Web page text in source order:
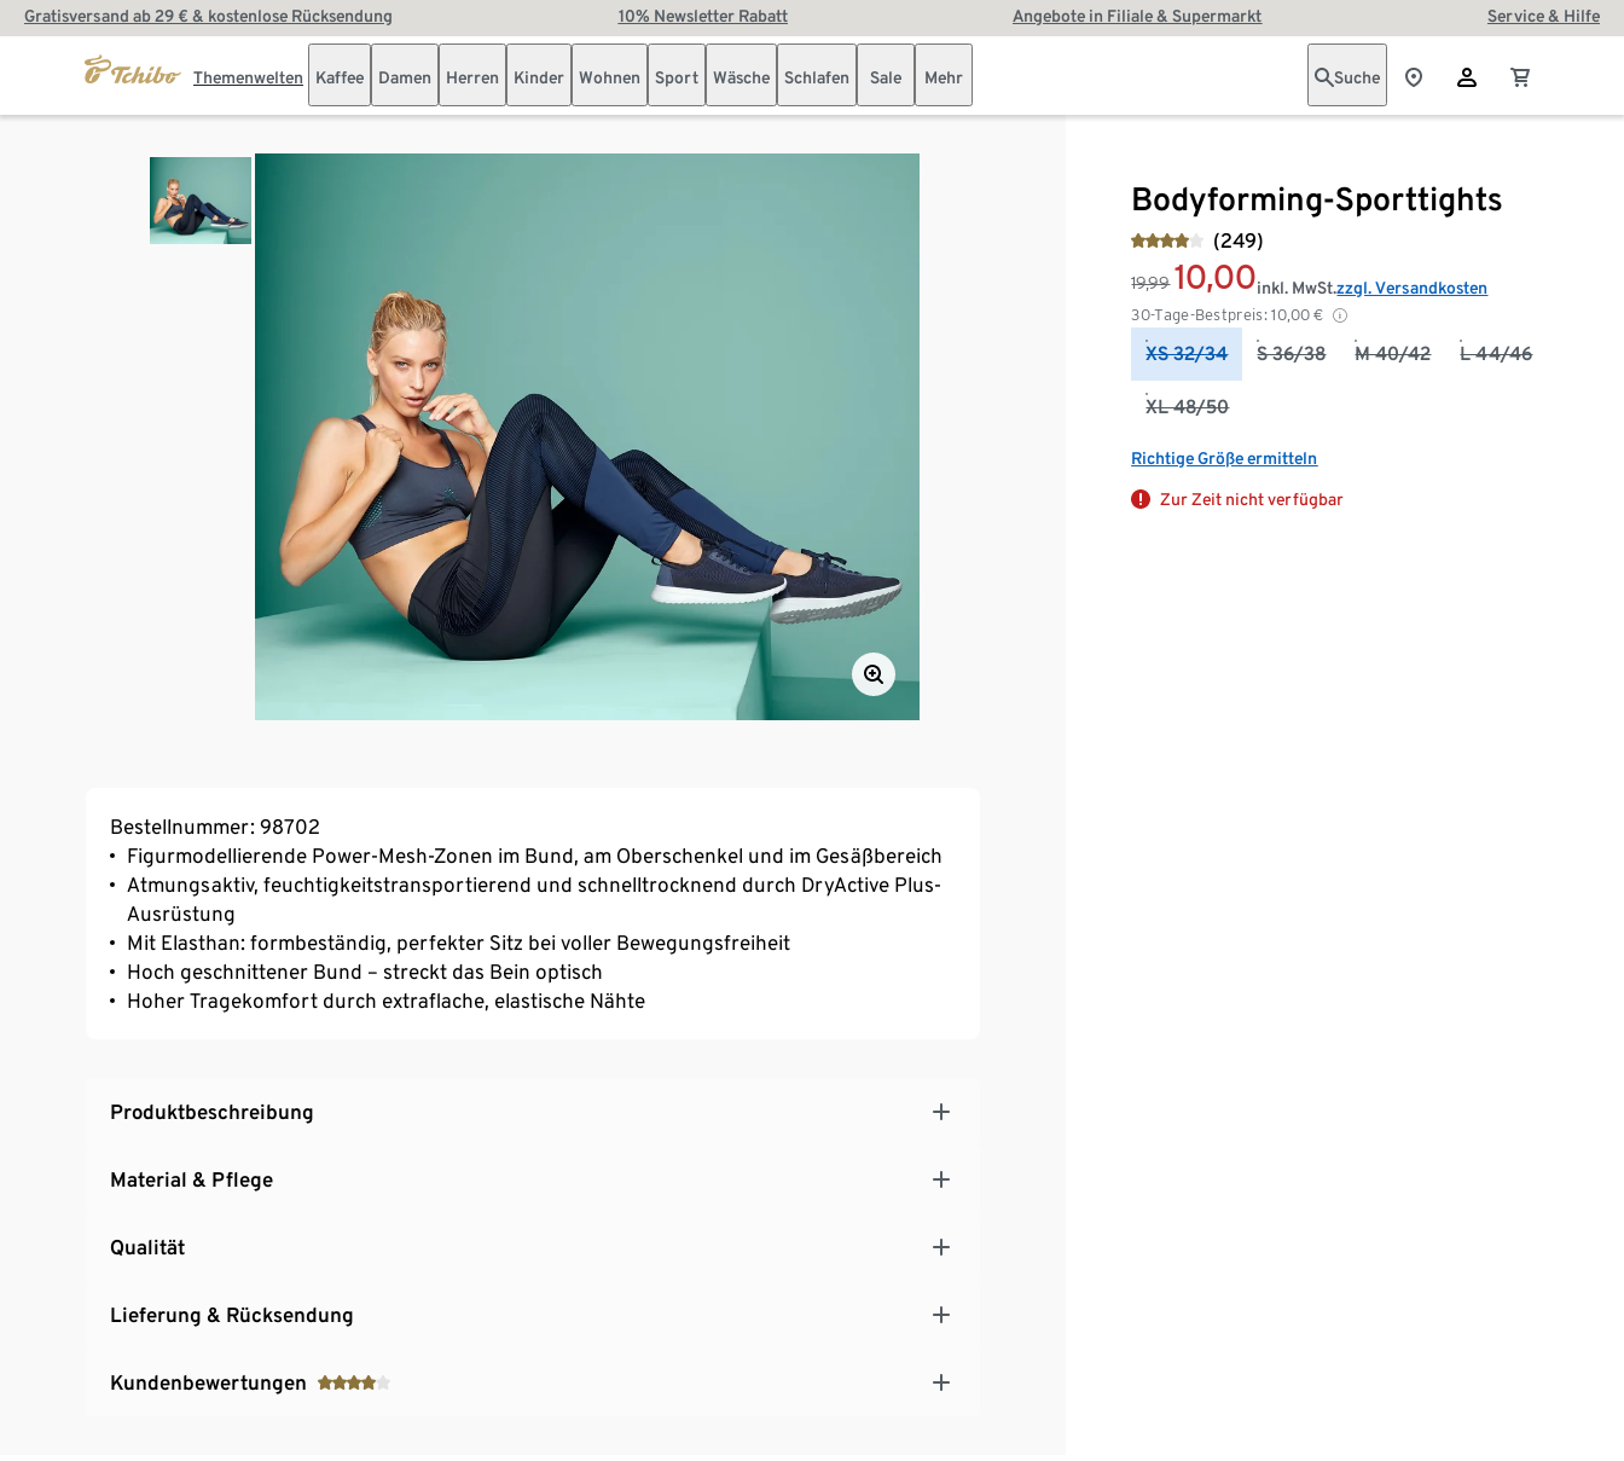
Gratisversand ab 29 € & kostenlose Rücksendung 10% Newsletter Rabatt Angebote in Filiale & Supermarkt Service & Hilfe
Themenwelten Kaffee Damen Herren Kinder Wohnen Sport Wäsche Schlafen Sale Mehr Suche
Bodyforming-Sporttights
(249)
19,99 10,00
30-Tage-Bestpreis: 10,00 €
inkl. MwSt.zzgl. Versandkosten
XS 32/34 S 36/38 M 40/42 L 44/46
XL 48/50
Richtige Größe ermitteln
Zur Zeit nicht verfügbar
Bestellnummer: 98702
Figurmodellierende Power-Mesh-Zonen im Bund, am Oberschenkel und im Gesäßbereich
Atmungsaktiv, feuchtigkeitstransportierend und schnelltrocknend durch DryActive Plus-
Ausrüstung
Mit Elasthan: formbeständig, perfekter Sitz bei voller Bewegungsfreiheit
Hoch geschnittener Bund – streckt das Bein optisch
Hoher Tragekomfort durch extraflache, elastische Nähte
Produktbeschreibung
Material & Pflege
Qualität
Lieferung & Rücksendung
Kundenbewertungen